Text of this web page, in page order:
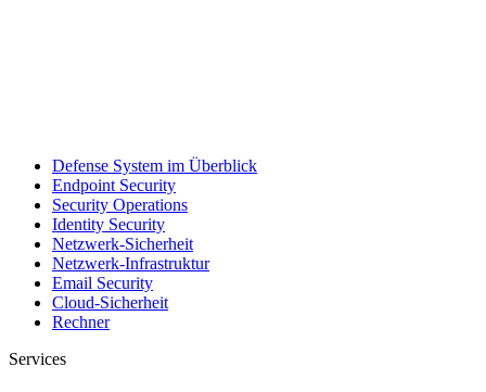
Defense System im Überblick
Endpoint Security
Security Operations
Identity Security
Netzwerk-Sicherheit
Netzwerk-Infrastruktur
Email Security
Cloud-Sicherheit
Rechner
Services